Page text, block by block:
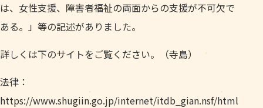
は、女性支援、障害者福祉の両面からの支援が不可欠で
ある。」等の記述がありました。
詳しくは下のサイトをご覧ください。（寺島）
法律：
https://www.shugiin.go.jp/internet/itdb_gian.nsf/html